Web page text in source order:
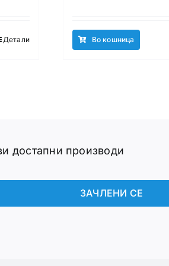
Детали Во кошница
достапни производи
ЗАЧЛЕНИ СЕ